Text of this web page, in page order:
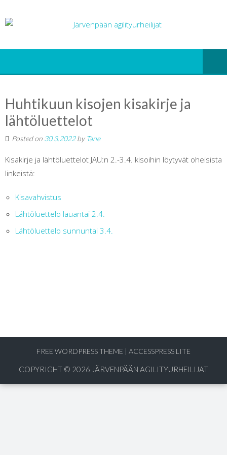
Huhtikuun kisojen kisakirje ja
lähtöluettelot
Posted on 30.3.2022by Tane
Kisakirje ja lähtöluettelot JAU:n 2.-3.4. kisoihin löytyvät oheisista
linkeistä:
Kisavahvistus
Lähtöluettelo lauantai 2.4.
Lähtöluettelo sunnuntai 3.4.
FREE WORDPRESS THEME | ACCESSPRESS LITE
COPYRIGHT © 2026 JÄRVENPÄÄN AGILITYURHEILIJAT